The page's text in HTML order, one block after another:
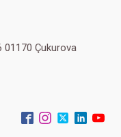
01170 Çukurova